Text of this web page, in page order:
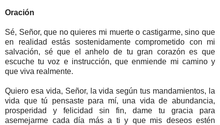
Oración
Sé, Señor, que no quieres mi muerte o castigarme, sino que
en realidad estás sostenidamente comprometido con mi
salvación, sé que el anhelo de tu gran corazón es que
escuche tu voz e instrucción, que enmiende mi camino y
que viva realmente.
Quiero esa vida, Señor, la vida según tus mandamientos, la
vida que tú pensaste para mí, una vida de abundancia,
prosperidad y felicidad sin fin, dame tu gracia para
asemejarme cada día más a ti y que mis deseos estén